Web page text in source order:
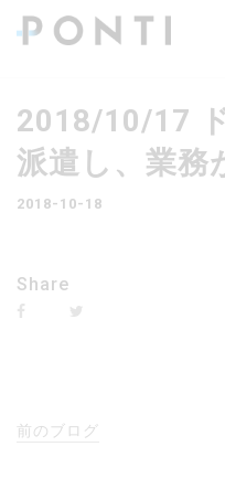
2018/10/17
派遣し、業務
2018-10-18
Share
前のブログ